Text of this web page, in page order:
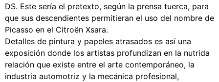
DS. Este sería el pretexto, según la prensa tuerca, para
que sus descendientes permitieran el uso del nombre de
Picasso en el Citroën Xsara.
Detalles de pintura y papeles atrasados es así una
exposición donde los artistas profundizan en la nutrida
relación que existe entre el arte contemporáneo, la
industria automotriz y la mecánica profesional,